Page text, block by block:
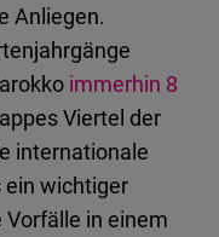
Anliegen.
immerhin 8
Viertel der
internationale
ein wichtiger
in einem